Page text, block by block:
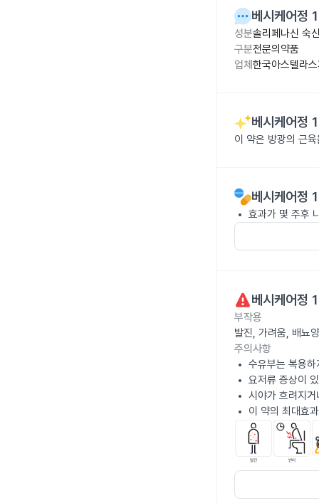
베시케어정
성분솔리페나신 숙
구분전문의약품
업체 한국아스텔라
베시케어정
이 약은 방광의 근
베시케어정
효과가 몇 주후
베시케어정
부작용
발진, 가려움, 배뇨
주의사항
수유부는 복용
요저류 증상이
시야가 흐려지
이 약의 최대효